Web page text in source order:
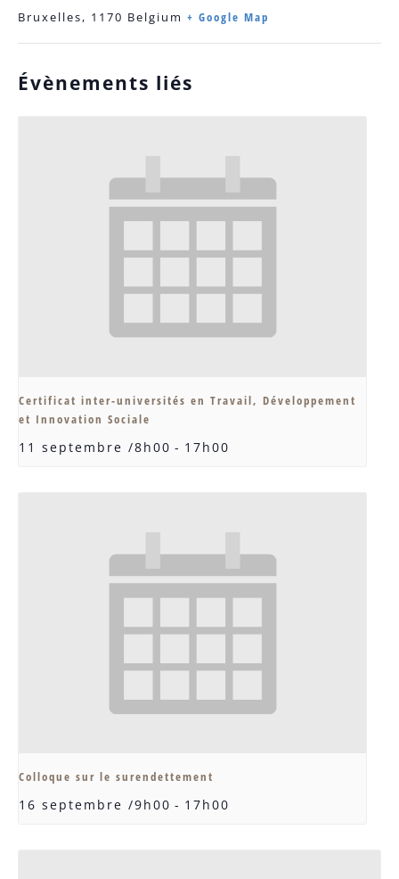
Bruxelles, 1170 Belgium + Google Map
Évènements liés
Certificat inter-universités en Travail, Développement
et Innovation Sociale
11 septembre /8h00 - 17h00
Colloque sur le surendettement
16 septembre /9h00 - 17h00